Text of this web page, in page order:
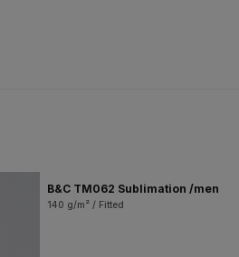
B&C TM062 Sublimation /men
140 g/m² / Fitted